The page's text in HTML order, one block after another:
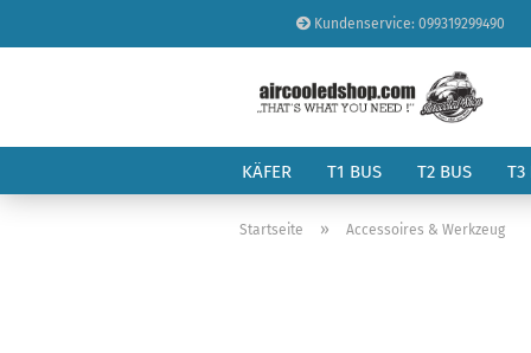
Kundenservice: 099319299490
KÄFER T1 BUS T2 BUS T3
Startseite » Accessoires & Werkzeug